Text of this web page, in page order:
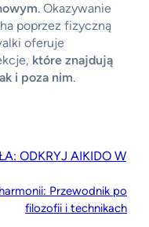
. Okazywanie
poprzez fizyczną
oferuje
które znajdują
i poza nim.
ODKRYJ AIKIDO W
Przewodnik po
filozofii i technikach